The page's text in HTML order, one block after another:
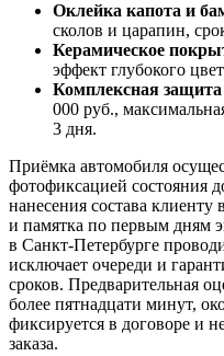
Оклейка капота и
сколов и царапин,
Керамическое
эффект глубокого
Комплексная
000 руб.,
3 дня.
Приёмка автомобиля
фотофиксацией состояния
нанесения состава
и памятка по первым дням
в Санкт-Петербурге
исключает очереди и
сроков. Предварительная
более пятнадцати минут,
фиксируется в договоре и
заказа.